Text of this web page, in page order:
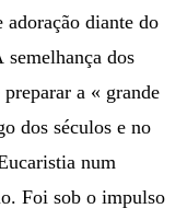
diante do
dos
a « grande
dos séculos e no
num
Foi sob o impulso